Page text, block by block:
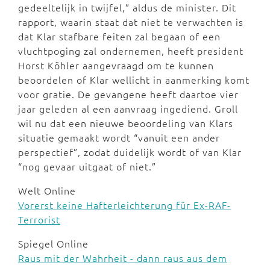
gedeeltelijk in twijfel,” aldus de minister. Dit
rapport, waarin staat dat niet te verwachten is
dat Klar stafbare feiten zal begaan of een
vluchtpoging zal ondernemen, heeft president
Horst Köhler aangevraagd om te kunnen
beoordelen of Klar wellicht in aanmerking komt
voor gratie. De gevangene heeft daartoe vier
jaar geleden al een aanvraag ingediend. Groll
wil nu dat een nieuwe beoordeling van Klars
situatie gemaakt wordt “vanuit een ander
perspectief”, zodat duidelijk wordt of van Klar
“nog gevaar uitgaat of niet.”
Welt Online
Vorerst keine Hafterleichterung für Ex-RAF-
Terrorist
Spiegel Online
Raus mit der Wahrheit - dann raus aus dem